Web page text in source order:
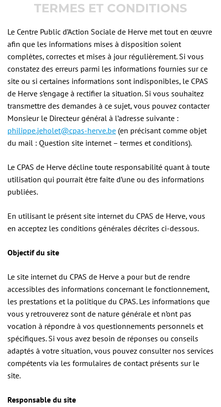
TERMES ET CONDITIONS
Le Centre Public d’Action Sociale de Herve met tout en œuvre
afin que les informations mises à disposition soient
complètes, correctes et mises à jour régulièrement. Si vous
constatez des erreurs parmi les informations fournies sur ce
site ou si certaines informations sont indisponibles, le CPAS
de Herve s’engage à rectifier la situation. Si vous souhaitez
transmettre des demandes à ce sujet, vous pouvez contacter
Monsieur le Directeur général à l’adresse suivante :
philippe.jeholet@cpas-herve.be (en précisant comme objet
du mail : Question site internet – termes et conditions).
Le CPAS de Herve décline toute responsabilité quant à toute
utilisation qui pourrait être faite d’une ou des informations
publiées.
En utilisant le présent site internet du CPAS de Herve, vous
en acceptez les conditions générales décrites ci-dessous.
Objectif du site
Le site internet du CPAS de Herve a pour but de rendre
accessibles des informations concernant le fonctionnement,
les prestations et la politique du CPAS. Les informations que
vous y retrouverez sont de nature générale et n’ont pas
vocation à répondre à vos questionnements personnels et
spécifiques. Si vous avez besoin de réponses ou conseils
adaptés à votre situation, vous pouvez consulter nos services
compétents via les formulaires de contact présents sur le
site.
Responsable du site